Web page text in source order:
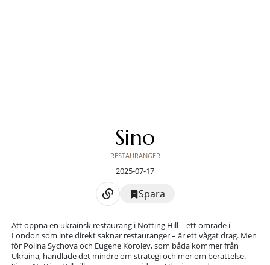
Sino
RESTAURANGER
2025-07-17
Spara
Att öppna en ukrainsk restaurang i Notting Hill – ett område i
London som inte direkt saknar restauranger – är ett vågat drag. Men
för Polina Sychova och Eugene Korolev, som båda kommer från
Ukraina, handlade det mindre om strategi och mer om berättelse.